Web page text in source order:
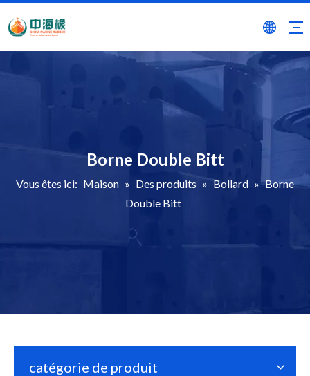
Borne Double Bitt
Vous êtes ici: Maison » Des produits » Bollard » Borne
Double Bitt
catégorie de produit